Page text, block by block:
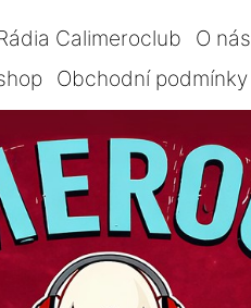
Calimeroclub O nás
Obchodní podmínky